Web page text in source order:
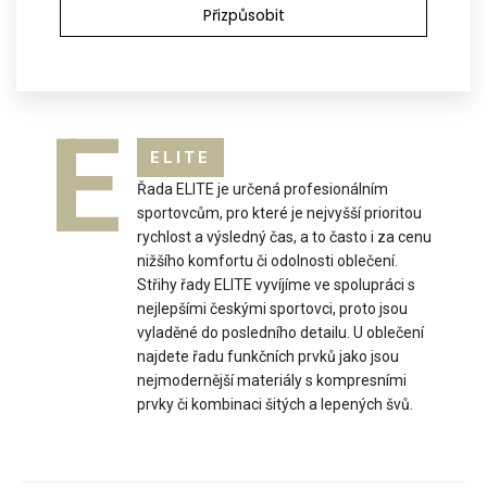
Přizpůsobit
Ultralehká bunda s kapucí MEDARD černá
2 699 Kč
nejlepších výsledků, a to při zachování
E ELITE
Řada ELITE je určená profesionálním
sportovcům, pro které je nejvyšší prioritou
rychlost a výsledný čas, a to často i za cenu
nižšího komfortu či odolnosti oblečení.
Střihy řady ELITE vyvíjíme ve spolupráci s
nejlepšími českými sportovci, proto jsou
vyladěné do posledního detailu. U oblečení
najdete řadu funkčních prvků jako jsou
nejmodernější materiály s kompresními
prvky či kombinaci šitých a lepených švů.